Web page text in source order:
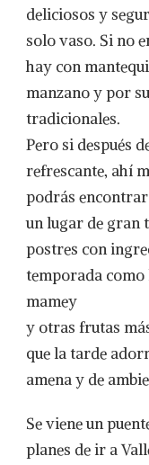
deliciosos y
solo vaso. Si no
hay con
manzano y por
tradicionales.
Pero si después
refrescante, ahí
podrás
un lugar de gran
postres con
temporada como
mamey
y otras frutas
que la tarde
amena y de
Se viene un
planes de ir a